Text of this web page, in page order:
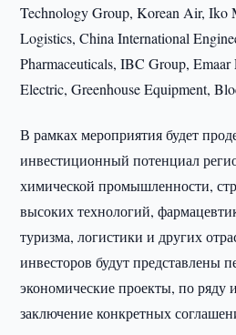
Technology Group, Korean Air, Iko
Logistics, China International
Pharmaceuticals, IBC Group, Emaar
Electric, Greenhouse Equipment,
В рамках мероприятия будет
инвестиционный потенциал
химической промышленности,
высоких технологий,
туризма, логистики и других
инвесторов будут представлены
экономические проекты, по ряду
заключение конкретных